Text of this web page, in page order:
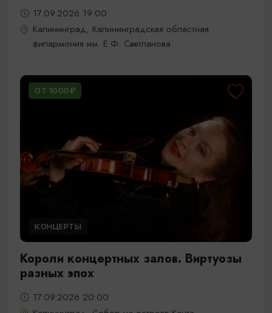
17.09.2026 19:00
Калининград, Калининградская областная
филармония им. Е.Ф. Светланова
ОТ 1000₽
КОНЦЕРТЫ
Короли концертных залов. Виртуозы
разных эпох
17.09.2026 20:00